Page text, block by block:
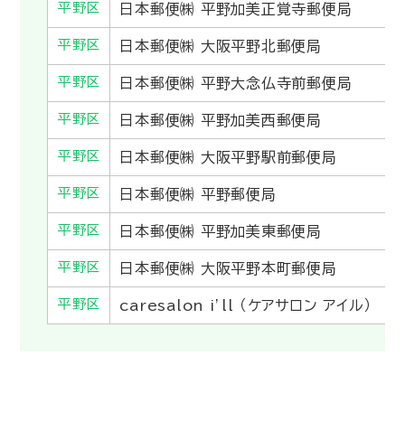
平野区 日本郵便㈱ 平野加美正覚寺郵便局
平野区 日本郵便㈱ 大阪平野北郵便局
平野区 日本郵便㈱ 平野大念仏寺前郵便局
平野区 日本郵便㈱ 平野加美西郵便局
平野区 日本郵便㈱ 大阪平野駅前郵便局
平野区 日本郵便㈱ 平野郵便局
平野区 日本郵便㈱ 平野加美東郵便局
平野区 日本郵便㈱ 大阪平野本町郵便局
平野区 caresalon i’ll （ケアサロン アイル）